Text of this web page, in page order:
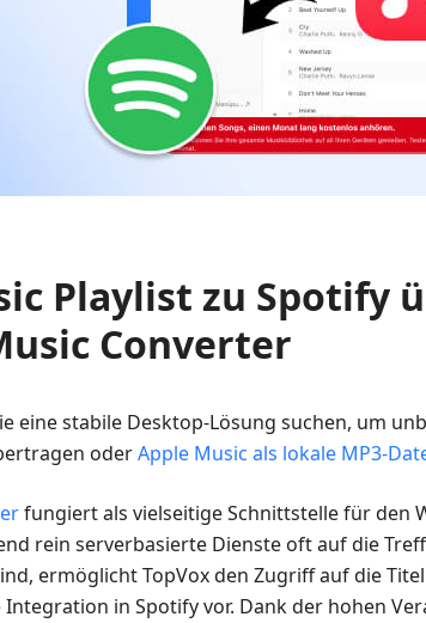
Playlist zu Spotify
Converter
eine stabile Desktop-Lösung suchen, um
oderApple Music als lokale MP3-
fungiert als vielseitige Schnittstelle für den
rein serverbasierte Dienste oft auf die
ermöglicht TopVox den Zugriff auf die
in Spotify vor. Dank der hohen